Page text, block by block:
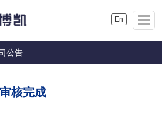
En
公告
核完成